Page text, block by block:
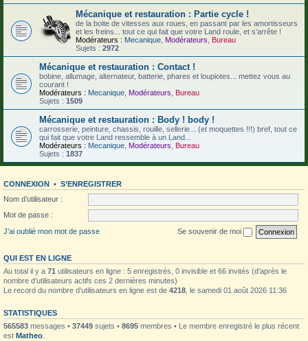
Mécanique et restauration : Partie cycle !
de la boite de vitesses aux roues, en passant par les amortisseurs
et les freins... tout ce qui fait que votre Land roule, et s'arrête !
Modérateurs : Mecanique Modérateurs
Bureau
Sujets : 2972
Mécanique et restauration : Contact !
bobine, allumage, alternateur, batterie, phares et loupiotes... mettez vous au
courant !
Modérateurs : Mecanique Modérateurs
Bureau
Sujets : 1509
Mécanique et restauration : Body ! body !
carrosserie, peinture, chassis, rouille, sellerie... (et moquettes !!!) bref, tout ce
qui fait que votre Land ressemble à un Land...
Modérateurs : Mecanique Modérateurs
Bureau
Sujets : 1837
CONNEXION • S’ENREGISTRER
Nom d’utilisateur :
Mot de passe :
J’ai oublié mon mot de passe
Se souvenir de moi
QUI EST EN LIGNE
Au total il y a 71 utilisateurs en ligne : 5 enregistrés, 0 invisible et 66 invités (d’après le
nombre d’utilisateurs actifs ces 2 dernières minutes)
Le record du nombre d’utilisateurs en ligne est de 4218 , le samedi 01 août 2026 11:36
STATISTIQUES
565583 messages • 37449 sujets • 8695 membres • Le membre enregistré le plus récent
est Matheo